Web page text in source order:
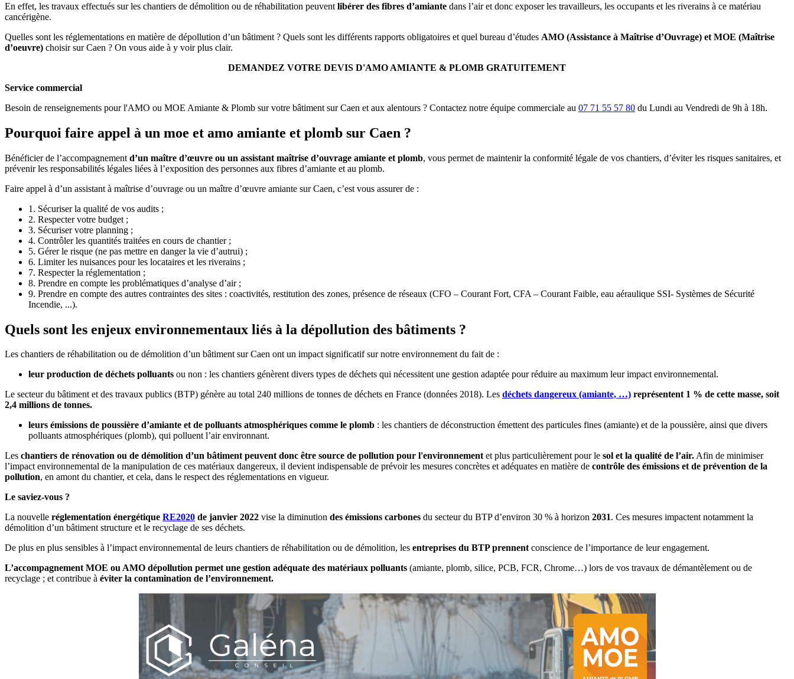
En effet, les travaux effectués sur les chantiers de démolition ou de réhabilitation peuvent libérer des fibres d’amiante dans l’air et donc exposer les travailleurs, les occupants et les riverains à ce matériau
cancérigène.
Quelles sont les réglementations en matière de dépollution d’un bâtiment ? Quels sont les différents rapports obligatoires et quel bureau d’études AMO (Assistance à Maîtrise d’Ouvrage) et MOE (Maîtrise
d’oeuvre) choisir sur Caen ? On vous aide à y voir plus clair.
DEMANDEZ VOTRE DEVIS D'AMO AMIANTE & PLOMB GRATUITEMENT
Service commercial
Besoin de renseignements pour l'AMO ou MOE Amiante & Plomb sur votre bâtiment sur Caen et aux alentours ? Contactez notre équipe commerciale au 07 71 55 57 80 du Lundi au Vendredi de 9h à 18h.
Pourquoi faire appel à un moe et amo amiante et plomb sur Caen ?
Bénéficier de l’accompagnement d’un maître d’œuvre ou un assistant maîtrise d’ouvrage amiante et plomb, vous permet de maintenir la conformité légale de vos chantiers, d’éviter les risques sanitaires, et
prévenir les responsabilités légales liées à l’exposition des personnes aux fibres d’amiante et au plomb.
Faire appel à d’un assistant à maîtrise d’ouvrage ou un maître d’œuvre amiante sur Caen, c’est vous assurer de :
1. Sécuriser la qualité de vos audits ;
2. Respecter votre budget ;
3. Sécuriser votre planning ;
4. Contrôler les quantités traitées en cours de chantier ;
5. Gérer le risque (ne pas mettre en danger la vie d’autrui) ;
6. Limiter les nuisances pour les locataires et les riverains ;
7. Respecter la réglementation ;
8. Prendre en compte les problématiques d’analyse d’air ;
9. Prendre en compte des autres contraintes des sites : coactivités, restitution des zones, présence de réseaux (CFO – Courant Fort, CFA – Courant Faible, eau aéraulique SSI- Systèmes de Sécurité
Incendie, ...).
Quels sont les enjeux environnementaux liés à la dépollution des bâtiments ?
Les chantiers de réhabilitation ou de démolition d’un bâtiment sur Caen ont un impact significatif sur notre environnement du fait de :
leur production de déchets polluants ou non : les chantiers génèrent divers types de déchets qui nécessitent une gestion adaptée pour réduire au maximum leur impact environnemental.
Le secteur du bâtiment et des travaux publics (BTP) génère au total 240 millions de tonnes de déchets en France (données 2018). Les déchets dangereux (amiante, …) représentent 1 % de cette masse, soit
2,4 millions de tonnes.
leurs émissions de poussière d’amiante et de polluants atmosphériques comme le plomb : les chantiers de déconstruction émettent des particules fines (amiante) et de la poussière, ainsi que divers
polluants atmosphériques (plomb), qui polluent l’air environnant.
Les chantiers de rénovation ou de démolition d’un bâtiment peuvent donc être source de pollution pour l'environnementet plus particulièrement pour le sol et la qualité de l’air.Afin de minimiser
l’impact environnemental de la manipulation de ces matériaux dangereux, il devient indispensable de prévoir les mesures concrètes et adéquates en matière de contrôle des émissions et de prévention de la
pollution, en amont du chantier, et cela, dans le respect des réglementations en vigueur.
Le saviez-vous ?
La nouvelle réglementation énergétique RE2020 de janvier 2022 vise la diminution des émissions carbones du secteur du BTP d’environ 30 % à horizon 2031. Ces mesures impactent notamment la
démolition d’un bâtiment structure et le recyclage de ses déchets.
De plus en plus sensibles à l’impact environnemental de leurs chantiers de réhabilitation ou de démolition, les entreprises du BTP prennentconscience de l’importance de leur engagement.
L’accompagnement MOE ou AMO dépollution permet une gestion adéquate des matériaux polluants (amiante, plomb, silice, PCB, FCR, Chrome…) lors de vos travaux de démantèlement ou de
recyclage ; et contribue à éviter la contamination de l’environnement.